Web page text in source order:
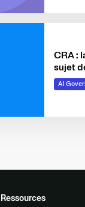
CRA :
sujet
AI
Ressources